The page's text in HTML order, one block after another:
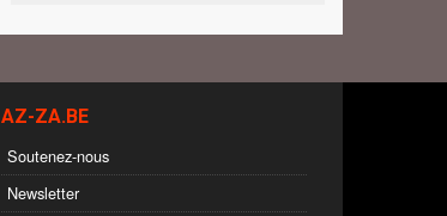
AZ-ZA.BE
Soutenez-nous
Newsletter